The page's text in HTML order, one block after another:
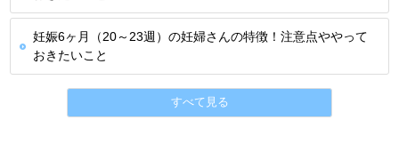
妊娠6ヶ月（20～23週）の妊婦さんの特徴！注意点ややって
おきたいこと
すべて見る